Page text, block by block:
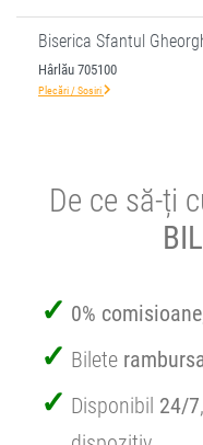
Biserica Sfantul
Hârlău 705100
Plecări / Sosiri
De ce să-ți
0% comisioane
Bilete
Disponibil 24/7